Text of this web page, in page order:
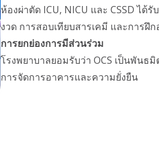
ห้องผ่าตัด ICU, NICU และ CSSD ได้
งวด การสอบเทียบสารเคมี และการฝึ
การยกย่องการมีส่วนร่วม
โรงพยาบาลยอมรับว่า OCS เป็นพัน
การจัดการอาคารและความยั่งยืน